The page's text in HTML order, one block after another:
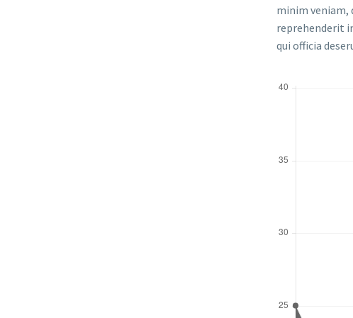
minim veniam,
reprehenderit
qui officia